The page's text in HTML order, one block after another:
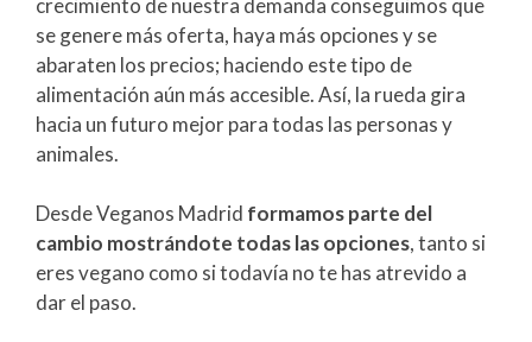
crecimiento de nuestra demanda conseguimos que
se genere más oferta, haya más opciones y se
abaraten los precios; haciendo este tipo de
alimentación aún más accesible. Así, la rueda gira
hacia un futuro mejor para todas las personas y
animales.
Desde Veganos Madrid formamos parte del
cambio mostrándote todas las opciones, tanto si
eres vegano como si todavía no te has atrevido a
dar el paso.